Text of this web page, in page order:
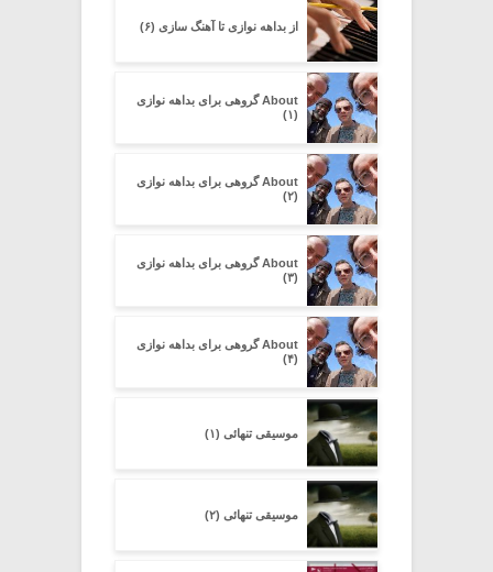
از بداهه نوازی تا آهنگ سازی (۶)
About گروهی برای بداهه نوازی
(۱)
About گروهی برای بداهه نوازی
(۲)
About گروهی برای بداهه نوازی
(۳)
About گروهی برای بداهه نوازی
(۴)
موسیقی تنهائی (۱)
موسیقی تنهائی (۲)